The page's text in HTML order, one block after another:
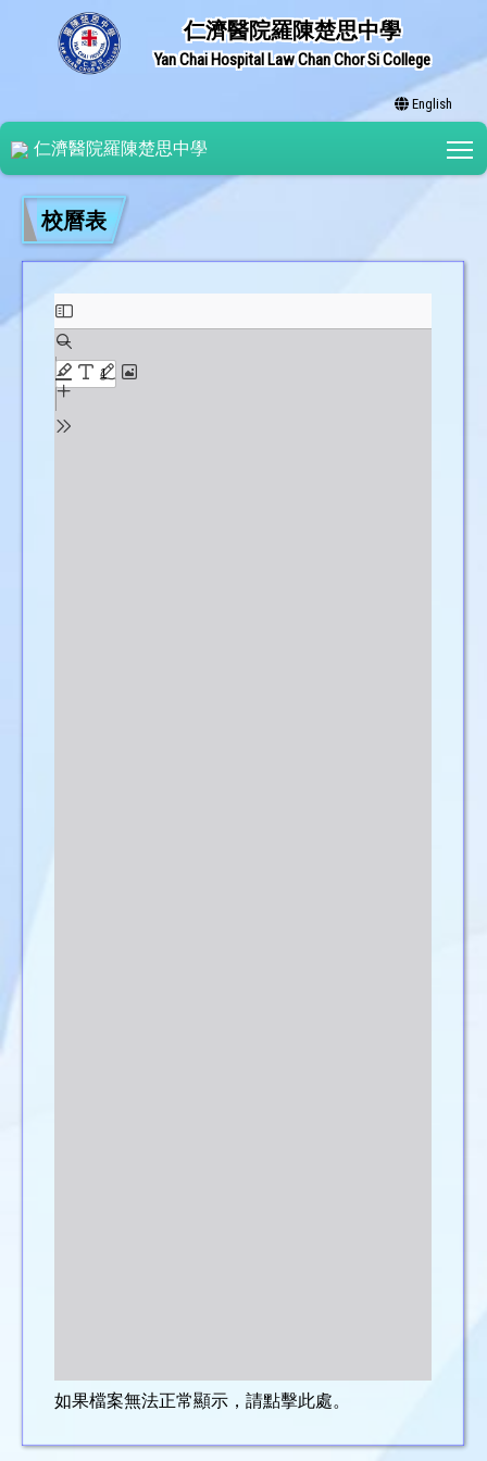
仁濟醫院羅陳楚思中學
Yan Chai Hospital Law Chan Chor Si College
English
仁濟醫院羅陳楚思中學
校曆表
如果檔案無法正常顯示，請點擊此處。